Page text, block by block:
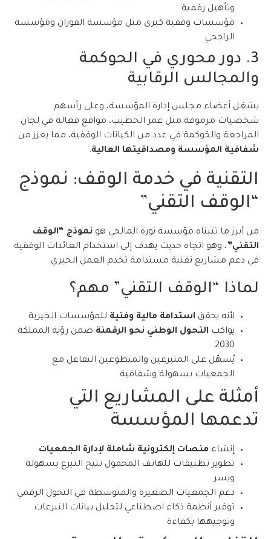
وتأهيل رقمية
مؤسسات وقفية كبرى مثل مؤسسة الفوزان ومؤسسة
الراجحي
3. دور محوري في الحوكمة
والمجالس الرقابية
يشغل أعضاء مجلس إدارة المؤسسة، وعلى رأسهم
شخصيات مرموقة مثل عمر الخطيب، مواقع فعالة في لجان
المراجعة والحَوكمة في عدد من الكيانات الوقفية، مما يعزز من
شفافية المؤسسة ومصداقيتها العالية.
التقنية في خدمة الوقف: نموذج
“الوقف التقني”
من أبرز ما تتبناه مؤسسة نورة المالحي هو نموذج “الوقف
التقني” ، وهو اتجاه حديث يهدف إلى استخدام العائدات الوقفية
في دعم مشاريع تقنية مستدامة تخدم العمل الخيري.
لماذا “الوقف التقني” مهم؟
لأنه يحقق استدامة مالية وفنية للمؤسسات الخيرية
يواكب التحول الوطني نحو الرقمنة ضمن رؤية المملكة
2030
يُسهّل على المتبرعين والمتطوعين التفاعل مع
الجمعيات بسهولة وشفافية
أمثلة على المشاريع التي
تدعمها المؤسسة
إنشاء منصات إلكترونية شاملة لإدارة الجمعيات
تطوير تطبيقات للهاتف المحمول تتيح التبرع بسهولة
ويسر
دعم الجمعيات الصغيرة والمتوسطة في التحول الرقمي
توفير أنظمة ذكاء اصطناعي لتحليل بيانات التبرعات
وتوجيهها بكفاءة